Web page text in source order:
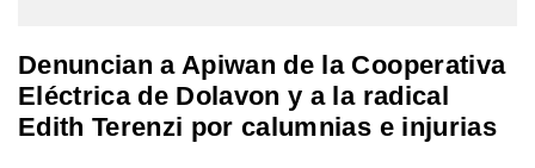
Denuncian a Apiwan de la Cooperativa
Eléctrica de Dolavon y a la radical
Edith Terenzi por calumnias e injurias